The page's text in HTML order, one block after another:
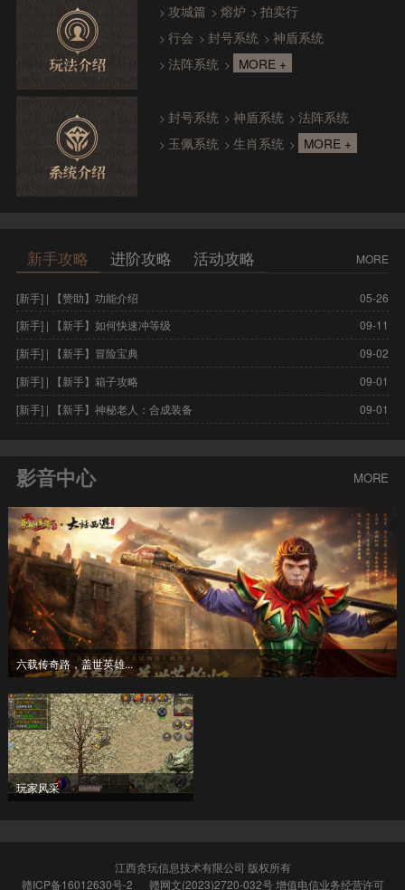
>攻城篇 >熔炉 >拍卖行
>行会 >封号系统 >神盾系统
>法阵系统 > MORE +
>封号系统 >神盾系统 >法阵系统
> 玉佩系统 >生肖系统 > MORE +
新手攻略 进阶攻略 活动攻略 MORE
05-26
[新手] | 【赞助】功能介绍
09-11
[新手] | 【新手】如何快速冲等级
09-02
[新手] | 【新手】冒险宝典
09-01
[新手] | 【新手】箱子攻略
09-01
[新手] | 【新手】神秘老人：合成装备
影音中心 MORE
六载传奇路，盖世英雄...
玩家风采
江西贪玩信息技术有限公司 版权所有
赣ICP备16012630号-2
赣网文(2023)2720-032号增值电信业务经营许可